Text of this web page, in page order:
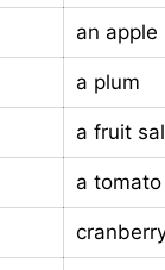
an apple
a plum
a fruit
a tomato